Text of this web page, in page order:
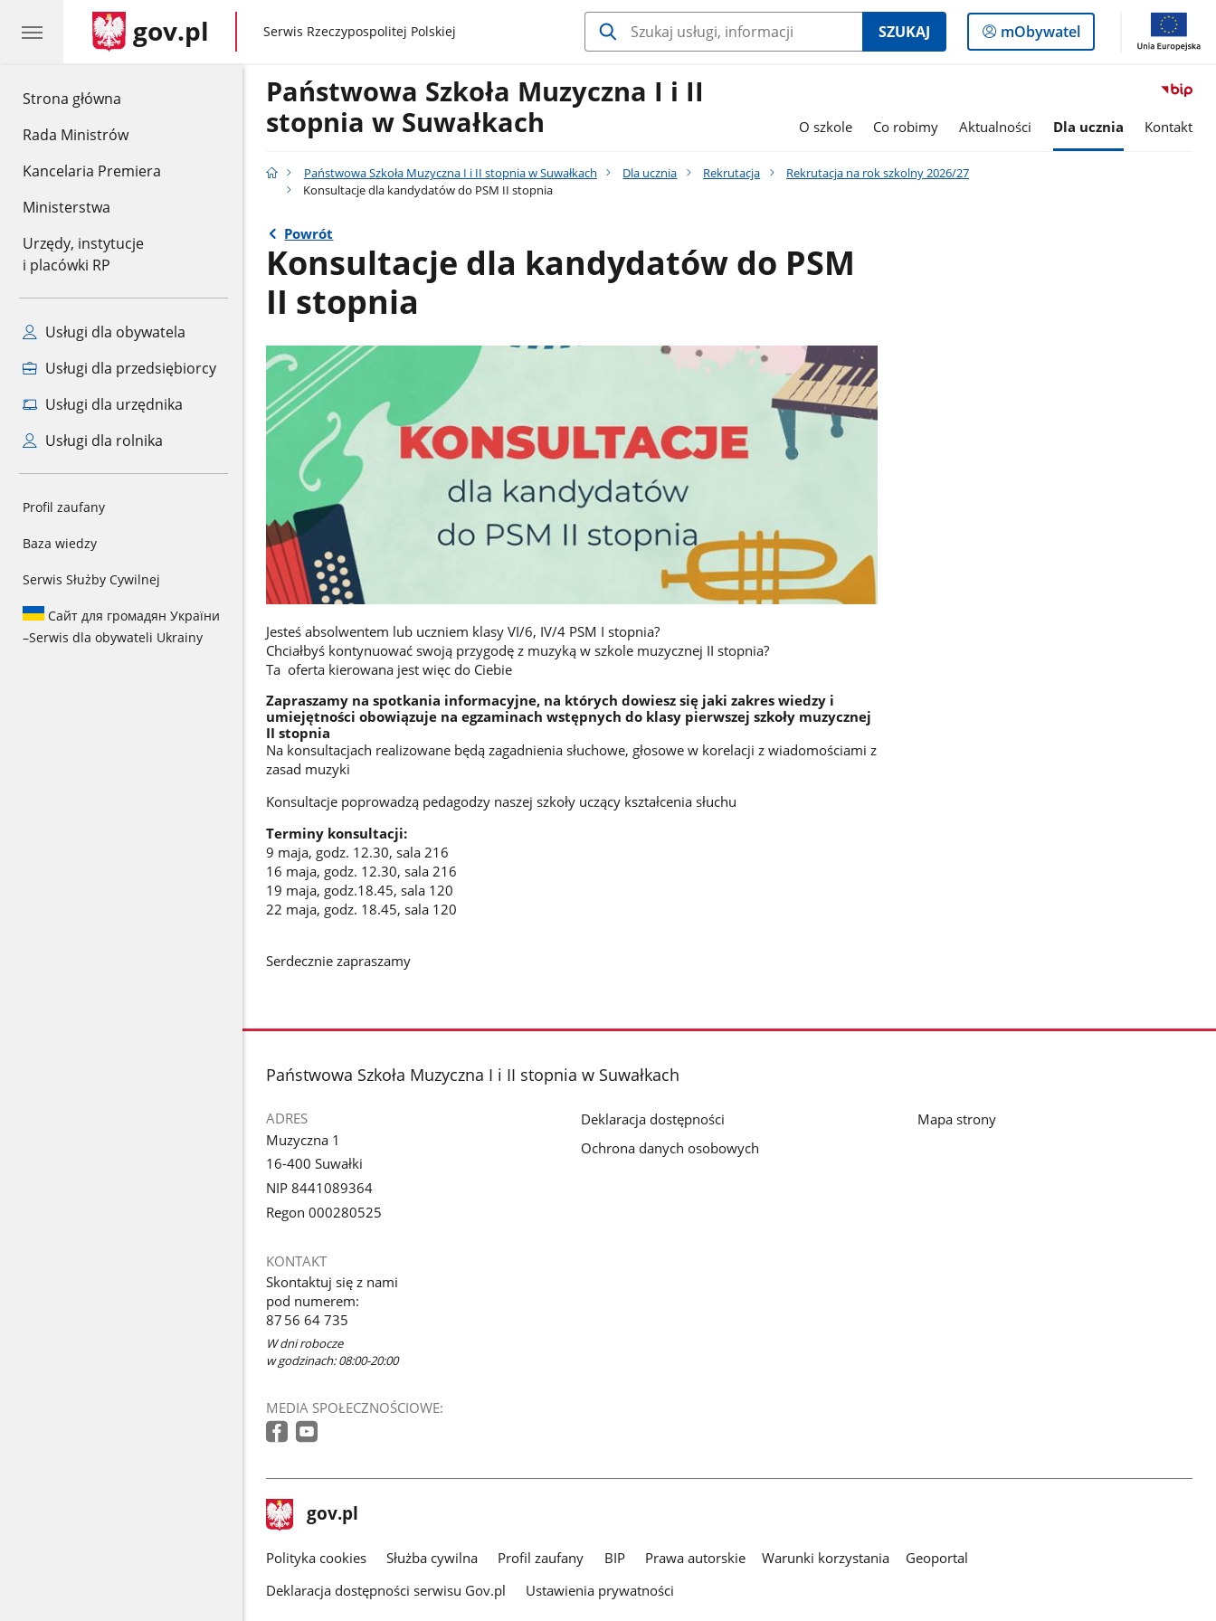
Strona główna
Rada Ministrów
Kancelaria Premiera
Ministerstwa
Urzędy, instytucje
i placówki RP
Usługi dla obywatela
Usługi dla przedsiębiorcy
Usługi dla urzędnika
Usługi dla rolnika
Profil zaufany
Baza wiedzy
Serwis Służby Cywilnej
Сайт для громадян України
–Serwis dla obywateli Ukrainy
gov.pl gov.pl
Serwis Rzeczypospolitej Polskiej SZUKAJ
Logowanie
do
mObywatel
Państwowa Szkoła Muzyczna I i II
stopnia w Suwałkach
O szkole Co robimy Aktualności Dla ucznia Kontakt
Państwowa Szkoła Muzyczna I i II stopnia w Suwałkach Dla ucznia Rekrutacja
Rekrutacja na rok szkolny 2026/27
Konsultacje dla kandydatów do PSM II stopnia
Powrót
Konsultacje dla kandydatów do PSM
II stopnia
Jesteś absolwentem lub uczniem klasy VI/6, IV/4 PSM I stopnia?
Chciałbyś kontynuować swoją przygodę z muzyką w szkole muzycznej II stopnia?
Ta oferta kierowana jest więc do Ciebie
Zapraszamy na spotkania informacyjne, na których dowiesz się jaki zakres wiedzy i
umiejętności obowiązuje na egzaminach wstępnych do klasy pierwszej szkoły muzycznej
II stopnia
Na konsultacjach realizowane będą zagadnienia słuchowe, głosowe w korelacji z wiadomościami z
zasad muzyki
Konsultacje poprowadzą pedagodzy naszej szkoły uczący kształcenia słuchu
Terminy konsultacji:
9 maja, godz. 12.30, sala 216
16 maja, godz. 12.30, sala 216
19 maja, godz.18.45, sala 120
22 maja, godz. 18.45, sala 120
Serdecznie zapraszamy
stopka
Państwowa Szkoła Muzyczna I i II stopnia w Suwałkach
ADRES
Muzyczna 1
16-400 Suwałki
NIP 8441089364
Regon 000280525
KONTAKT
Skontaktuj się z nami
pod numerem:
87 56 64 735
W dni robocze
w godzinach: 08:00-20:00
MEDIA SPOŁECZNOŚCIOWE:
Deklaracja dostępności
Ochrona danych osobowych
Mapa strony
stopka
gov.pl Strona
gov.pl
gov.pl
Polityka cookies Służba cywilna Profil zaufany BIP Prawa autorskie Warunki korzystania
Geoportal
Deklaracja dostępności serwisu Gov.pl
Ustawienia prywatności